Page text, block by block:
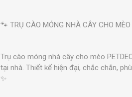
🐾 TRỤ CÀO MÓNG NHÀ CÂY CHO
Trụ cào móng nhà cây cho mèo
tại nhà. Thiết kế hiện đại, chắc chắn,
✨